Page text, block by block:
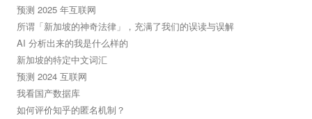
预测 2025 年互联网
所谓「新加坡的神奇法律」，充满了我们的误读与误解
AI 分析出来的我是什么样的
新加坡的特定中文词汇
预测 2024 互联网
我看国产数据库
如何评价知乎的匿名机制？